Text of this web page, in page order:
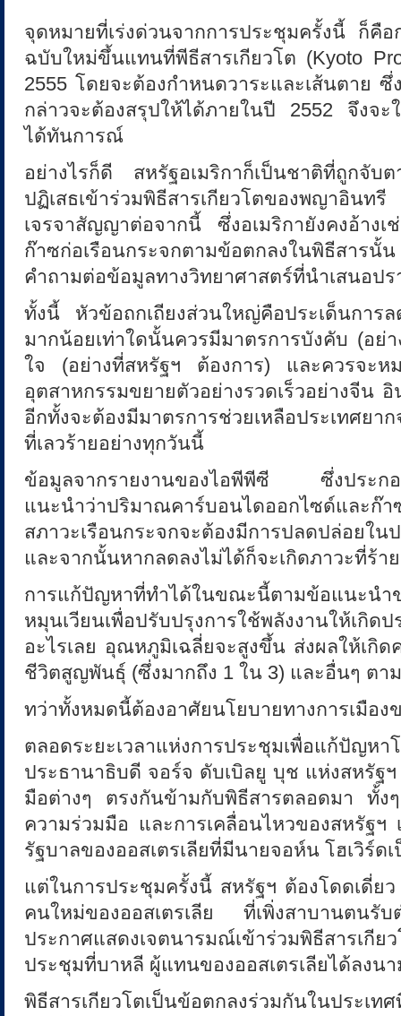
ก
อ
น
จุดหมายที่เร่งด่วนจากการประชุมครั้งนี้ ก็คือ
ฉบับใหม่ขึ้นแทนที่พีธีสารเกียวโต (Kyoto
2555 โดยจะต้องกำหนดวาระและเส้นตาย
กล่าวจะต้องสรุปให้ได้ภายในปี 2552 จึงจะ
ได้ทันการณ์
อย่างไรก็ดี สหรัฐอเมริกาก็เป็นชาติที่ถูกจับ
ปฏิเสธเข้าร่วมพิธีสารเกียวโตของพญาอิ
เจรจาสัญญาต่อจากนี้ ซึ่งอเมริกายังคงอ้างเ
ก๊าซก่อเรือนกระจกตามข้อตกลงในพิธีสารนั้
คำถามต่อข้อมูลทางวิทยาศาสตร์ที่นำเสนอป
ทั้งนี้ หัวข้อถกเถียงส่วนใหญ่คือประเด็นการล
มากน้อยเท่าใดนั้นควรมีมาตรการบังคับ (อย่
ใจ (อย่างที่สหรัฐฯ ต้องการ) และควรจะห
อุตสาหกรรมขยายตัวอย่างรวดเร็วอย่างจีน
อีกทั้งจะต้องมีมาตรการช่วยเหลือประเทศยา
ที่เลวร้ายอย่างทุกวันนี้
ข้อมูลจากรายงานของไอพีพีซี ซึ่งประกอ
แนะนำว่าปริมาณคาร์บอนไดออกไซด์และ
สภาวะเรือนกระจกจะต้องมีการปลดปล่อย
และจากนั้นหากลดลงไม่ได้ก็จะเกิดภาวะที่ร้า
การแก้ปัญหาที่ทำได้ในขณะนี้ตามข้อแนะน
หมุนเวียนเพื่อปรับปรุงการใช้พลังงานให้เ
อะไรเลย อุณหภูมิเฉลี่ยจะสูงขึ้น ส่งผลให้เกิ
ชีวิตสูญพันธุ์ (ซึ่งมากถึง 1 ใน 3) และอื่นๆ ตา
ทว่าทั้งหมดนี้ต้องอาศัยนโยบายทางการเมือง
ตลอดระยะเวลาแห่งการประชุมเพื่อ
ประธานาธิบดี จอร์จ ดับเบิลยู บุช แห่งสหรั
มือต่างๆ ตรงกันข้ามกับพิธีสารตลอดมา ทั้ง
ความร่วมมือ และการเคลื่อนไหวของสหรัฐฯ
รัฐบาลของออสเตรเลียที่มีนายจอห์น โฮเวิร์ด
แต่ในการประชุมครั้งนี้ สหรัฐฯ ต้องโดดเดี่ย
คนใหม่ของออสเตรเลีย ที่เพิ่งสาบานตนรั
ประกาศแสดงเจตนารมณ์เข้าร่วมพิธีสาร
ประชุมที่บาหลี ผู้แทนของออสเตรเลียได้ลงน
พิธีสารเกียวโตเป็นข้อตกลงร่วมกันในประเ